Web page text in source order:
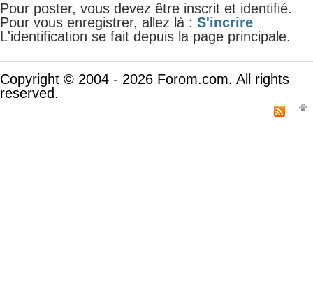
Pour poster, vous devez être inscrit et identifié.
Pour vous enregistrer, allez là : S'incrire
L'identification se fait depuis la page principale.
Copyright © 2004 - 2026 Forom.com. All rights
reserved.